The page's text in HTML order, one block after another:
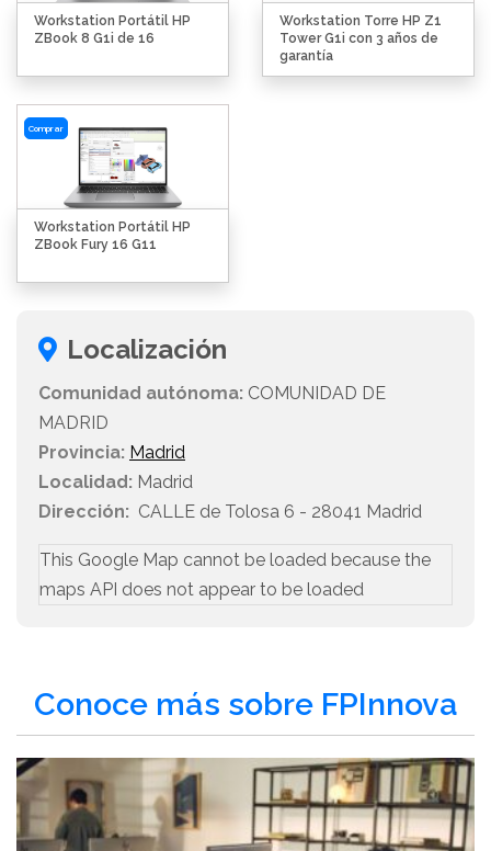
Workstation Portátil HP
ZBook 8 G1i de 16
Workstation Torre HP Z1
Tower G1i con 3 años de
garantía
Comprar
Workstation Portátil HP
ZBook Fury 16 G11
Localización
Comunidad autónoma: COMUNIDAD DE
MADRID
Provincia: Madrid
Localidad: Madrid
Dirección: CALLE de Tolosa 6 - 28041 Madrid
This Google Map cannot be loaded because the
maps API does not appear to be loaded
Conoce más sobre FPInnova